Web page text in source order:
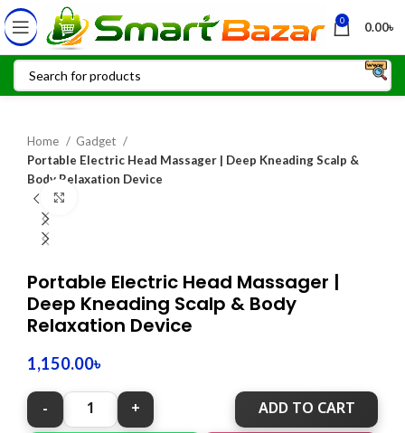
0 0.00৳
Home
Gadget
Portable Electric Head Massager | Deep Kneading Scalp &
Body Relaxation Device
Portable Electric Head Massager |
Deep Kneading Scalp & Body
Relaxation Device
1,150.00৳
ADD TO CART